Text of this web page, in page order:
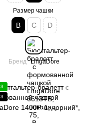
Размер чашки
B C D
Бренд LingaDore
3
3